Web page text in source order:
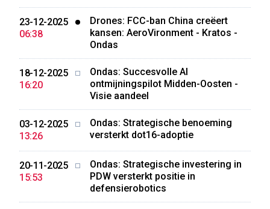
23-12-2025
06:38
Drones: FCC-ban China creëert
kansen: AeroVironment - Kratos -
Ondas
18-12-2025
16:20
Ondas: Succesvolle AI
ontmijningspilot Midden-Oosten -
Visie aandeel
03-12-2025
13:26
Ondas: Strategische benoeming
versterkt dot16-adoptie
20-11-2025
15:53
Ondas: Strategische investering in
PDW versterkt positie in
defensierobotics